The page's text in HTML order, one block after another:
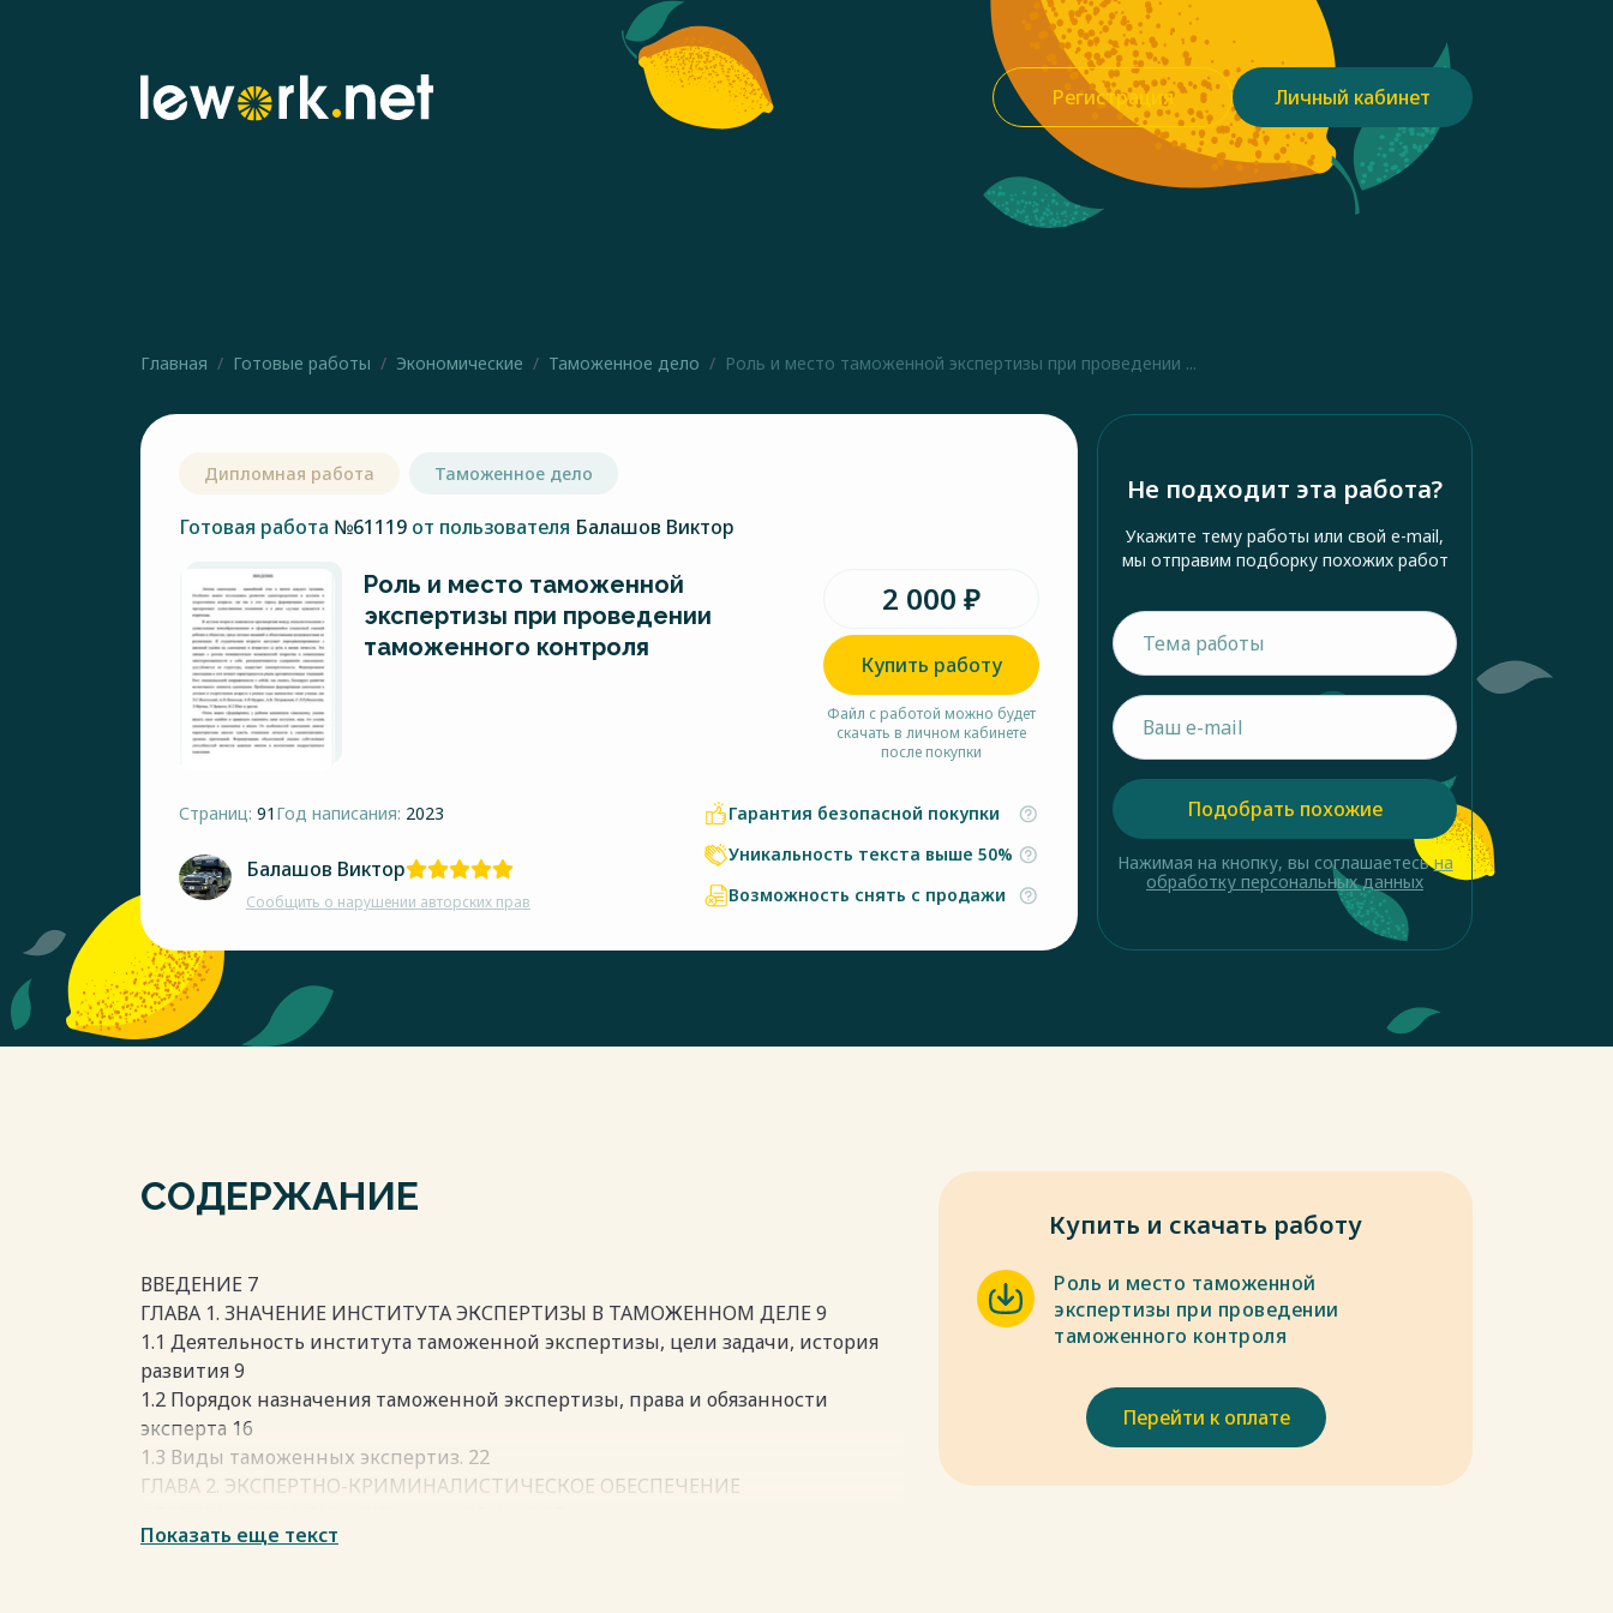
Регистрация Личный кабинет
Главная Готовые работы Экономические Таможенное дело Роль и место таможенной экспертизы при проведении ...
Дипломная работа Таможенное дело
Готовая работа №61119 от пользователя Балашов Виктор
Роль и место таможенной
экспертизы при проведении
таможенного контроля
2 000 ₽
Купить работу
Файл с работой можно будет
скачать в личном кабинете
после покупки
Страниц: 91 Год написания: 2023
Балашов Виктор
Сообщить о нарушении авторских прав
Гарантия безопасной покупки
Уникальность текста выше 50%
Возможность снять с продажи
Не подходит эта работа?
Укажите тему работы или свой e-mail,
мы отправим подборку похожих работ
Подобрать похожие
Нажимая на кнопку, вы соглашаетесьна
обработку персональных данных
СОДЕРЖАНИЕ
ВВЕДЕНИЕ 7
ГЛАВА 1. ЗНАЧЕНИЕ ИНСТИТУТА ЭКСПЕРТИЗЫ В ТАМОЖЕННОМ ДЕЛЕ 9
1.1 Деятельность института таможенной экспертизы, цели задачи, история
развития 9
1.2 Порядок назначения таможенной экспертизы, права и обязанности
эксперта 16
1.3 Виды таможенных экспертиз. 22
ГЛАВА 2. ЭКСПЕРТНО-КРИМИНАЛИСТИЧЕСКОЕ ОБЕСПЕЧЕНИЕ
2.1. Развитие экспертно-криминалистической деятельности таможенных
Показать еще текст
Купить и скачать работу
Роль и место таможенной
экспертизы при проведении
таможенного контроля
Перейти к оплате